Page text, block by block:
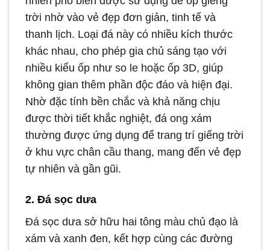
trời nhờ vào vẻ đẹp đơn giản, tinh tế và
thanh lịch. Loại đá này có nhiều kích thước
khác nhau, cho phép gia chủ sáng tạo với
nhiều kiểu ốp như so le hoặc ốp 3D, giúp
không gian thêm phần độc đáo và hiện đại.
Nhờ đặc tính bền chắc và khả năng chịu
được thời tiết khắc nghiệt, đá ong xám
thường được ứng dụng để trang trí giếng trời
ở khu vực chân cầu thang, mang đến vẻ đẹp
tự nhiên và gần gũi.
2. Đá sọc dưa
Đá sọc dưa sở hữu hai tông màu chủ đạo là
xám và xanh đen, kết hợp cùng các đường